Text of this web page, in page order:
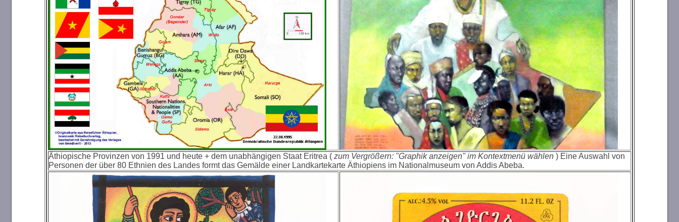
Äthiopische Provinzen von 1991 und heute + dem unabhängigen Staat Eritrea ( zum Vergrößern: "Graphik anzeigen" im Kontextmenü wählen ) Eine Auswahl von
Personen der über 80 Ethnien des Landes formt das Gemälde einer Landkartekarte Äthiopiens im Nationalmuseum von Addis Abeba.